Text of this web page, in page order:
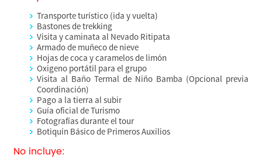
Transporte turístico (ida y vuelta)
Bastones de trekking
Visita y caminata al Nevado Ritipata
Armado de muñeco de nieve
Hojas de coca y caramelos de limón
Oxigeno portátil para el grupo
Visita al Baño Termal de Niño Bamba (Opcional previa
Coordinación)
Pago a la tierra al subir
Guía oficial de Turismo
Fotografías durante el tour
Botiquín Básico de Primeros Auxilios
No incluye: